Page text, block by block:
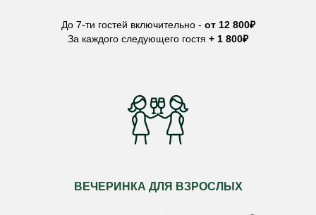
До 7-ти гостей включительно - от 12 800₽
За каждого следующего гостя + 1 800₽
ВЕЧЕРИНКА ДЛЯ ВЗРОСЛЫХ